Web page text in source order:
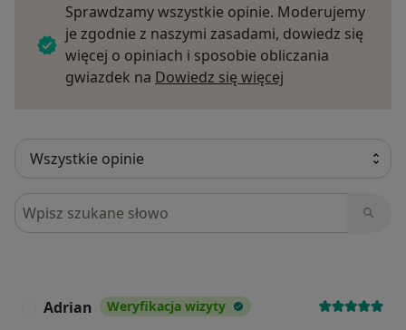
Sprawdzamy wszystkie opinie. Moderujemy
je zgodnie z naszymi zasadami, dowiedz się
więcej o opiniach i sposobie obliczania
gwiazdek na Dowiedz się więcej
Szukaj w opiniach
Adrian Weryfikacja wizyty